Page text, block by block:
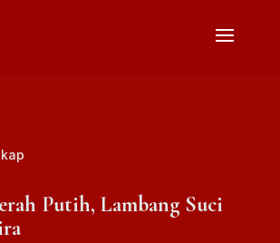
Putih, Lambang Suci